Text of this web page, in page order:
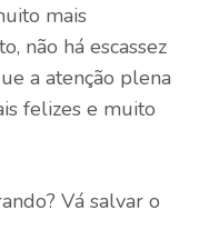
mais
não há escassez
a atenção plena
felizes e muito
Vá salvar o